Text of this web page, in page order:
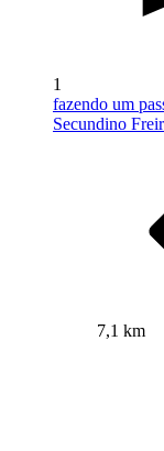
1
fazendo um
Secundino
7,1 km